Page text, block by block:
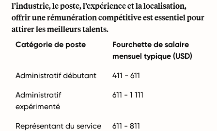
l’industrie, le poste, l’expérience et la localisation,
offrir une rémunération compétitive est essentiel pour
attirer les meilleurs talents.
Catégorie de poste
Fourchette de salaire
mensuel typique (USD)
Administratif débutant 411 - 611
Administratif
expérimenté
611 - 1 111
Représentant du service
611 - 811